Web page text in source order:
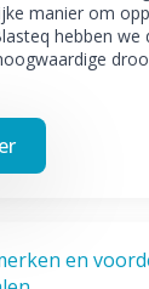
manier om
hebben